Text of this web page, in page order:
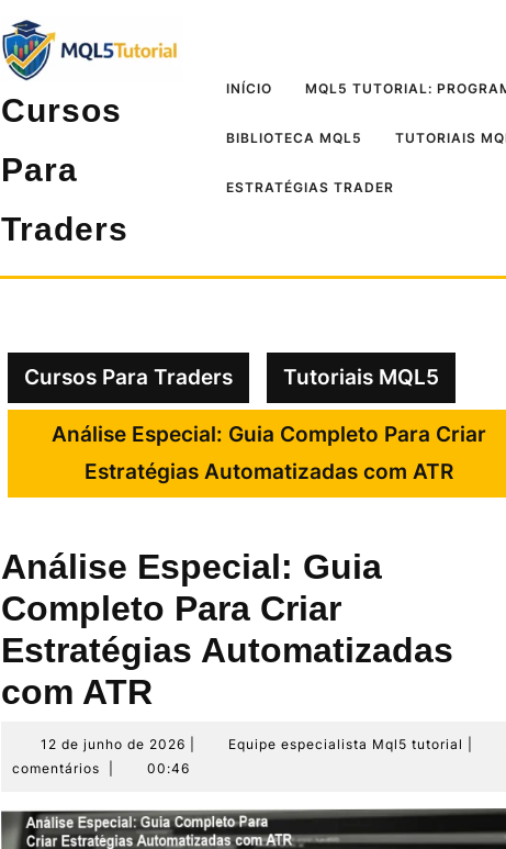
Cursos
Para
Traders
INÍCIO MQL5 TUTORIAL:
BIBLIOTECA MQL5 TUTORIAIS
ESTRATÉGIAS TRADER
Cursos Para Traders Tutoriais MQL5
Análise Especial: Guia Completo Para Criar
Estratégias Automatizadas com ATR
Análise Especial: Guia
Completo Para Criar
Estratégias Automatizadas
com ATR
12 de junho de 2026
de
2026
Equipe especialista Mql5 tutorial
comentários
00:46